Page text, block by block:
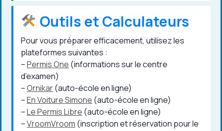
Outils et Calculateurs
Pour vous préparer efficacement, utilisez les
plateformes suivantes :
–Permis One (informations sur le centre
d’examen)
–Ornikar(auto-école en ligne)
–En Voiture Simone (auto-école en ligne)
–Le Permis Libre (auto-école en ligne)
–VroomVroom (inscription et réservation pour le